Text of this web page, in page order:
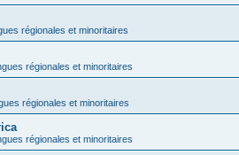
régionales et minoritaires
régionales et minoritaires
régionales et minoritaires
régionales et minoritaires